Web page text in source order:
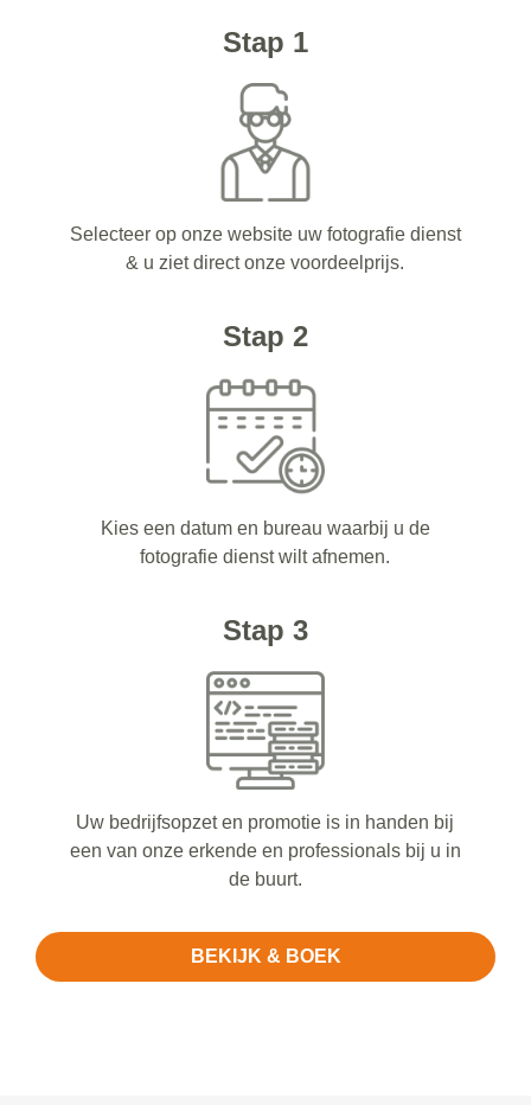
Stap 1
Selecteer op onze website uw fotografie dienst
& u ziet direct onze voordeelprijs.
Stap 2
Kies een datum en bureau waarbij u de
fotografie dienst wilt afnemen.
Stap 3
Uw bedrijfsopzet en promotie is in handen bij
een van onze erkende en professionals bij u in
de buurt.
BEKIJK & BOEK